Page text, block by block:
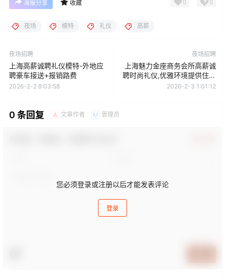
海报分享 收藏
夜场 模特 礼仪 高薪
夜场招聘
上海高薪诚聘礼仪模特-外地应
聘豪车接送+报销路费
2026-2-2 8:03:58
夜场招聘
上海魅力金座商务会所高薪诚
聘时尚礼仪,优雅环境提供住宿
晋升空间
2026-2-3 1:01:12
0 条回复 A 文章作者 M 管理员
您必须登录或注册以后才能发表评论
登录